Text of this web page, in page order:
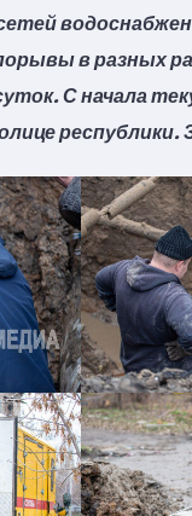
в разных
С начала